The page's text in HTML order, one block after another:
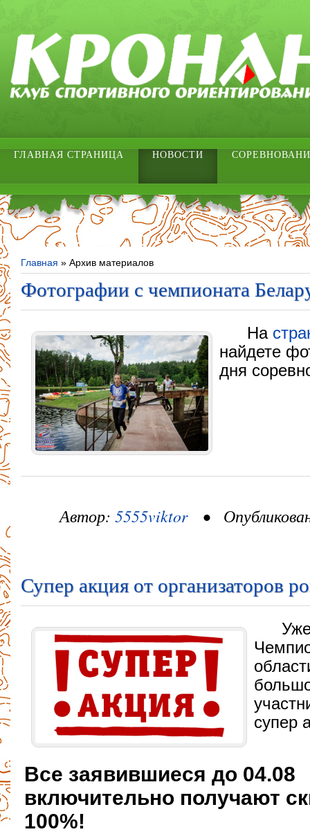
ГЛАВНАЯ СТРАНИЦА НОВОСТИ
Главная » Архив материалов
Фотографии с чемпионата
На
найдете
дня
Автор: 5555viktor•
Супер акция от организаторов
супер
Все заявившиеся до 04.08
включительно получают
100%!